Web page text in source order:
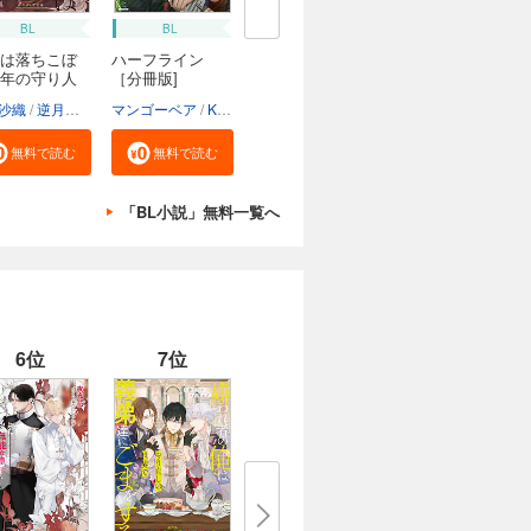
BL
落ちこぼ
の守り人
織 逆月酒乱
無料で読む
BL
ハーフライン
［分冊版]
マンゴーベア Kanapy
無料で読む
「BL小説」無料一覧へ
6位 7位